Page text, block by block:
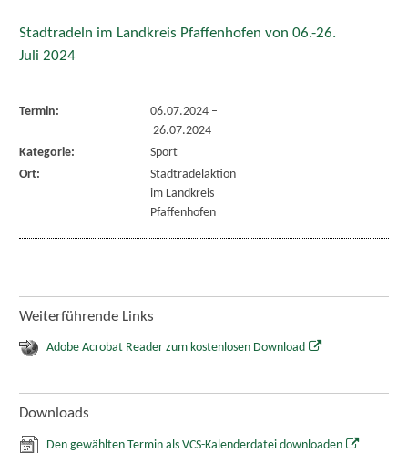
Stadtradeln im Landkreis Pfaffenhofen von 06.-26.
Juli 2024
Termin: 06.07.2024–
26.07.2024
Kategorie:
Sport
Ort:
Stadtradelaktion
im Landkreis
Pfaffenhofen
Weiterführende Links
Adobe Acrobat Reader zum kostenlosen Download
Downloads
Den gewählten Termin als VCS-Kalenderdatei downloaden